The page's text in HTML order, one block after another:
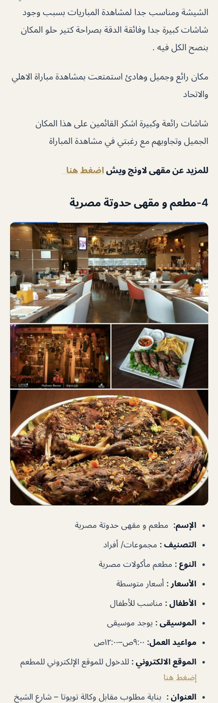
الشيشة ومناسب جدا لمشاهدة المباريات بسبب وجود
شاشات كبيرة جدا وفائقة الدقة بصراحة كتير حلو المكان
بنصح الكل فيه .
مكان رائع وجميل وهادئ استمتعت بمشاهدة مباراة الاهلي
والاتحاد
شاشات رائعة وكبيرة اشكر القائمين على هذا المكان
الجميل وتجاوبهم مع رغبتي في مشاهدة المباراة
للمزيد عن مقهى لاونج ويش اضغط هنا
4-مطعم و مقهى حدوتة مصرية
الإسم: مطعم و مقهى حدوتة مصرية
التصنيف : مجموعات/ أفراد
النوع : مطعم مأكولات مصرية
الأسعار : أسعار متوسطة
الأطفال : مناسب للأطفال
الموسيقى : يوجد موسيقى
مواعيد العمل:
الموقع الالكتروني : للدخول للموقع الإلكتروني للمطعم
إضغط هنا
العنوان : بناية مطلوب مقابل وكالة تويوتا – شارع الشيخ